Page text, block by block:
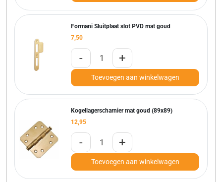
Formani Sluitplaat slot PVD mat goud
7,50
- +
Toevoegen aan winkelwagen
Kogellagerscharnier mat goud (89x89)
12,95
- +
Toevoegen aan winkelwagen